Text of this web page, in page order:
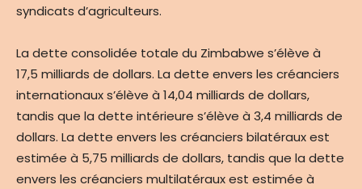
syndicats d’agriculteurs.
La dette consolidée totale du Zimbabwe s’élève à
17,5 milliards de dollars. La dette envers les créanciers
internationaux s’élève à 14,04 milliards de dollars,
tandis que la dette intérieure s’élève à 3,4 milliards de
dollars. La dette envers les créanciers bilatéraux est
estimée à 5,75 milliards de dollars, tandis que la dette
envers les créanciers multilatéraux est estimée à